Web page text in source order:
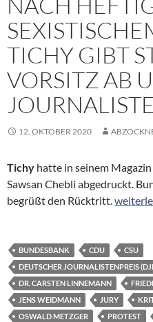
TICHY GIBT
VORSITZ AB
12. OKTOBER 2020
Tichy hatte in seinem
Sawsan Chebli abgedruckt.
begrüßt den Rücktritt.Nach
BUNDESBANK CDU
CSU
DEUTSCHER JOURNALISTENPREIS
DR. CARSTEN LINNEMANN
JENS WEIDMANN
JURY
OSWALD METZGER
PROTEST